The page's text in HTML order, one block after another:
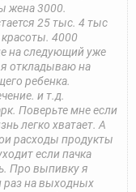
жена 3000.
25 тыс. 4 тыс
4000
на следующий уже
откладываю на
ребенка.
и т.д.
Поверьте мне если
легко хватает. А
расходы продукты
если пачка
Про выпивку я
раз на выходных